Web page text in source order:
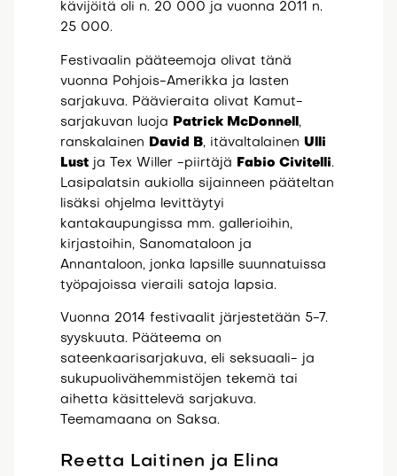
kävijöitä oli n. 20 000 ja vuonna 2011 n.
25 000.
Festivaalin pääteemoja olivat tänä
vuonna Pohjois-Amerikka ja lasten
sarjakuva. Päävieraita olivat Kamut-
sarjakuvan luoja
Patrick McDonnell ,
ranskalainen
David B, itävaltalainen Ulli
Lustja Tex Willer -piirtäjä Fabio Civitelli.
Lasipalatsin aukiolla sijainneen pääteltan
lisäksi ohjelma levittäytyi
kantakaupungissa mm. gallerioihin,
kirjastoihin, Sanomataloon ja
Annantaloon, jonka lapsille suunnatuissa
työpajoissa vieraili satoja lapsia.
Vuonna 2014 festivaalit järjestetään 5-7.
syyskuuta. Pääteema on
sateenkaarisarjakuva, eli seksuaali- ja
sukupuolivähemmistöjen tekemä tai
aihetta käsittelevä sarjakuva.
Teemamaana on Saksa.
Reetta Laitinen ja Elina